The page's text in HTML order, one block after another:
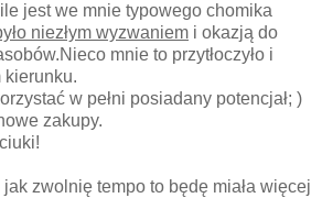
jest we mnie typowego chomika
niezłym wyzwaniem i okazją do
mnie to przytłoczyło i
kierunku.
w pełni posiadany potencjał; )
zakupy.
jak zwolnię tempo to będę miała więcej